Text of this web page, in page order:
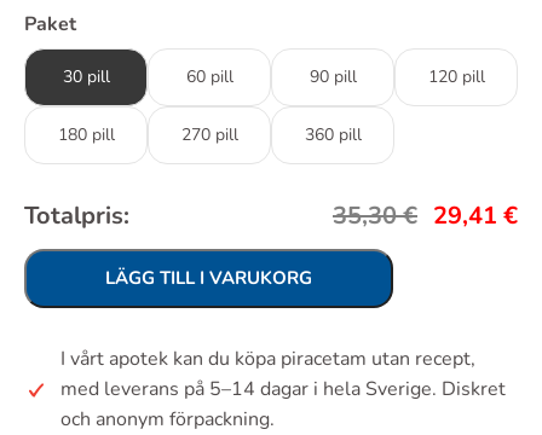
Paket
30 pill 60 pill 90 pill 120 pill
180 pill 270 pill 360 pill
Totalpris: 35,30€ 29,41 €
LÄGG TILL I VARUKORG
I vårt apotek kan du köpa piracetam utan recept,
med leverans på 5–14 dagar i hela Sverige. Diskret
och anonym förpackning.